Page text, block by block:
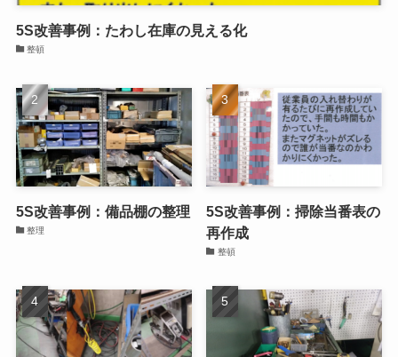
5S改善事例：たわし在庫の見える化
整頓
5S改善事例：備品棚の整理
整理
5S改善事例：掃除当番表の
再作成
整頓